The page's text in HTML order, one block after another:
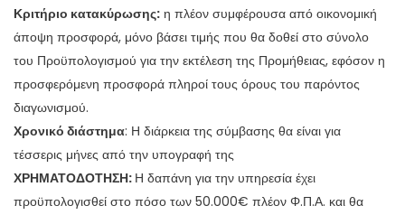
Κριτήριο κατακύρωσης: η πλέον συμφέρουσα από οικονομική
άποψη προσφορά, μόνο βάσει τιμής που θα δοθεί στο σύνολο
του Προϋπολογισμού για την εκτέλεση της Προμήθειας, εφόσον η
προσφερόμενη προσφορά πληροί τους όρους του παρόντος
διαγωνισμού.
Χρονικό διάστημα: Η διάρκεια της σύμβασης θα είναι για
τέσσερις μήνες από την υπογραφή της
ΧΡΗΜΑΤΟΔΟΤΗΣΗ: Η δαπάνη για την υπηρεσία έχει
προϋπολογισθεί στο πόσο των 50.000€ πλέον Φ.Π.Α. και θα